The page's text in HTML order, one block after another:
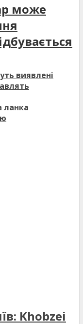
може
виявлені
ланка
Khobzei